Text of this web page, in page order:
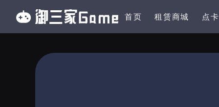
首页 租赁商城 点